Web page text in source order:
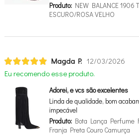
Produto:NEW BALANCE 1906
ESCURO/ROSA VELHO
Magda P. 12/03/2026
Eu recomendo esse produto.
Adorei, e vcs são excelentes
Linda de qualidade, bom
impecável
Produto:Bota Lança Perfume
Franja Preta Couro Camurça